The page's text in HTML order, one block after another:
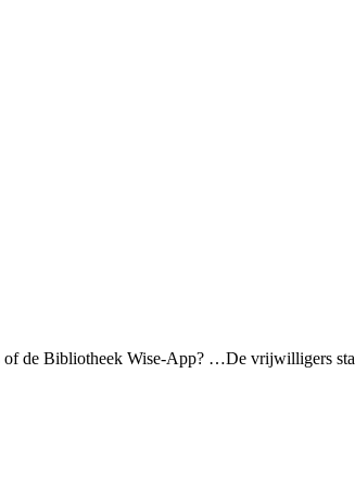
of de Bibliotheek Wise-App? …De vrijwilligers